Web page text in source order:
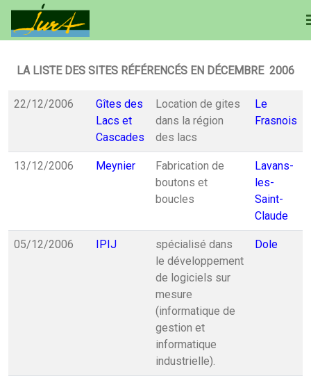
LA LISTE DES SITES RÉFÉRENCÉS EN DÉCEMBRE 2006
22/12/2006
Gîtes des
Lacs et
Cascades
Location de gites
dans la région
des lacs
Le
Frasnois
13/12/2006 Meynier
Fabrication de
boutons et
boucles
Lavans-
les-
Saint-
Claude
05/12/2006 IPIJ
spécialisé dans
le développement
de logiciels sur
mesure
(informatique de
gestion et
informatique
industrielle).
Dole